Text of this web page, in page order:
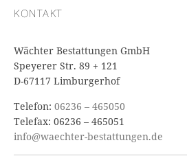
KONTAKT
Wächter Bestattungen GmbH
Speyerer Str. 89 + 121
D-67117 Limburgerhof
Telefon: 06236 – 465050
Telefax: 06236 – 465051
info@waechter-bestattungen.de